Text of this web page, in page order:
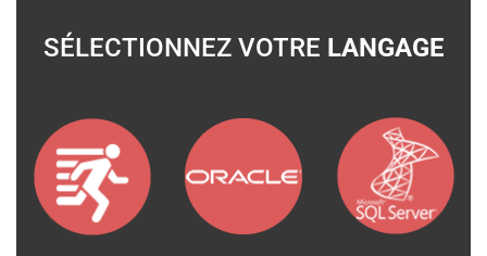
SÉLECTIONNEZ VOTRE LANGAGE